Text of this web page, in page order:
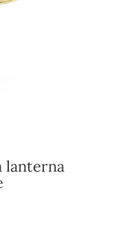
lanterna